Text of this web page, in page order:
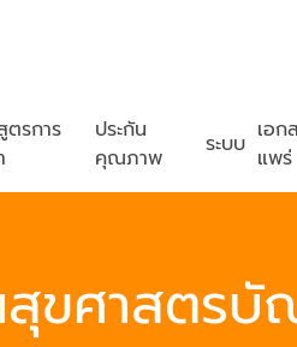
ตรการ
ประกัน
คุณภาพ
ระบบ เอก
แพร่
ขศาสตร